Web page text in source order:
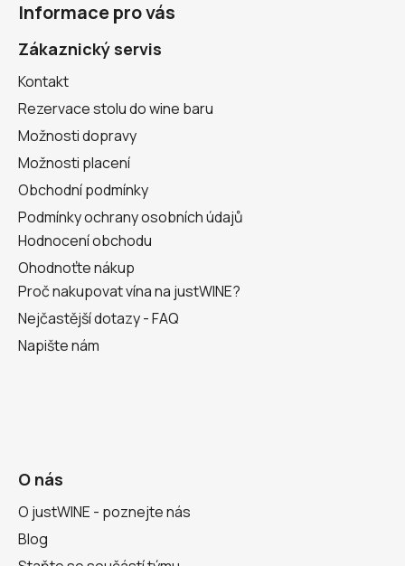
Informace pro vás
Zákaznický servis
Kontakt
Rezervace stolu do wine baru
Možnosti dopravy
Možnosti placení
Obchodní podmínky
Podmínky ochrany osobních údajů
Hodnocení obchodu
Ohodnoťte nákup
Proč nakupovat vína na justWINE?
Nejčastější dotazy - FAQ
Napište nám
O nás
O justWINE - poznejte nás
Blog